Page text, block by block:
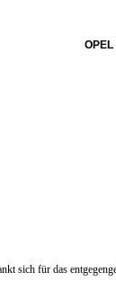
sich für das